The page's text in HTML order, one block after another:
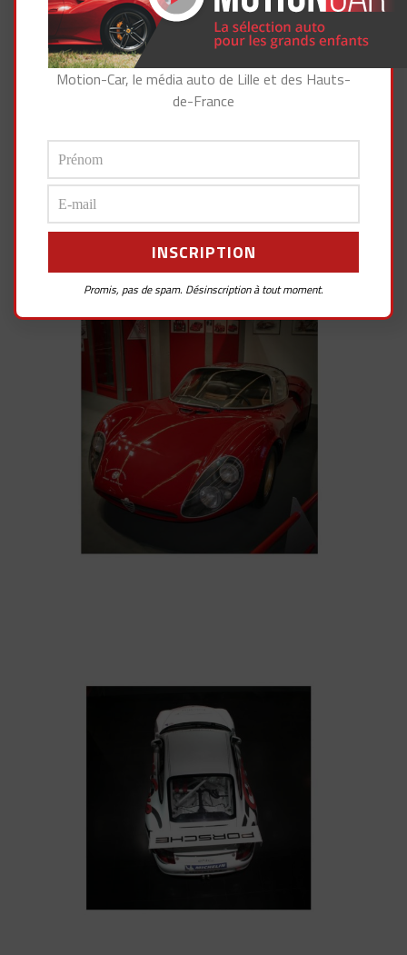
Motion-Car, le média auto de Lille et des Hauts-
de-France
Promis, pas de spam. Désinscription à tout moment.